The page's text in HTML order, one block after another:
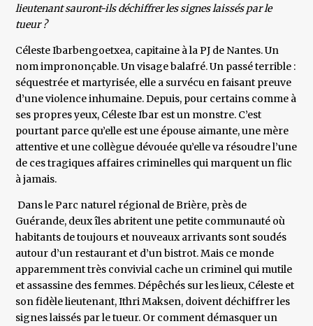
lieutenant sauront-ils déchiffrer les signes laissés par le
tueur ?
Céleste Ibarbengoetxea, capitaine à la PJ de Nantes. Un
nom imprononçable. Un visage balafré. Un passé terrible :
séquestrée et martyrisée, elle a survécu en faisant preuve
d’une violence inhumaine. Depuis, pour certains comme à
ses propres yeux, Céleste Ibar est un monstre. C’est
pourtant parce qu’elle est une épouse aimante, une mère
attentive et une collègue dévouée qu’elle va résoudre l’une
de ces tragiques affaires criminelles qui marquent un flic
à jamais.
Dans le Parc naturel régional de Brière, près de
Guérande, deux îles abritent une petite communauté où
habitants de toujours et nouveaux arrivants sont soudés
autour d’un restaurant et d’un bistrot. Mais ce monde
apparemment très convivial cache un criminel qui mutile
et assassine des femmes. Dépêchés sur les lieux, Céleste et
son fidèle lieutenant, Ithri Maksen, doivent déchiffrer les
signes laissés par le tueur. Or comment démasquer un